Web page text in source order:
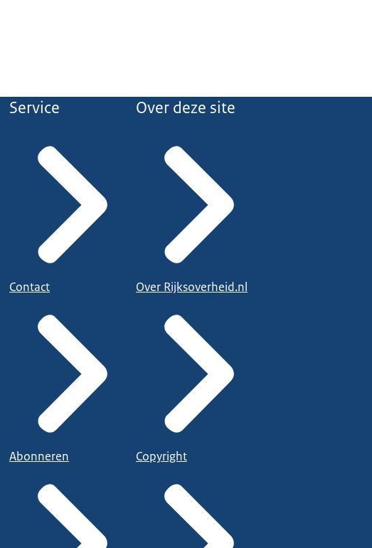
Service
Contact
Abonneren
Over deze site
Over Rijksoverheid.nl
Copyright